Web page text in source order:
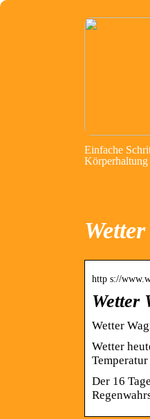
Einfache
Körperhaltung
http s://
Wetter
Wetter
Wetter
Der 16